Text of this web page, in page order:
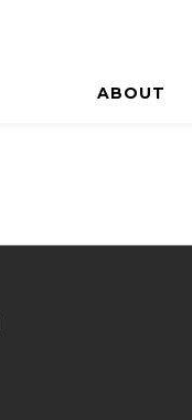
ABOUT